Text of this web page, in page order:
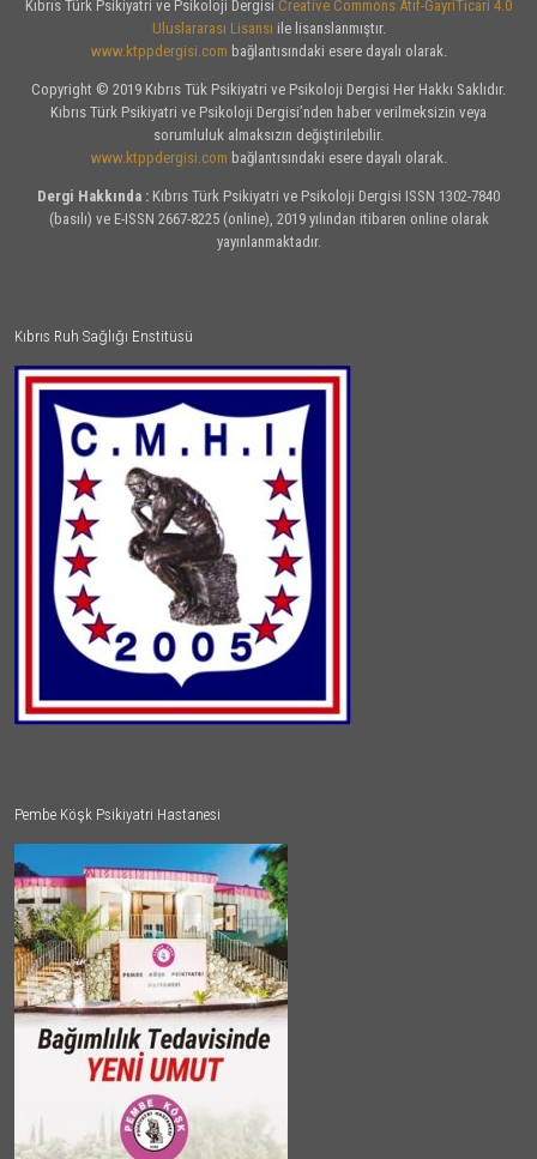
Kıbrıs Türk Psikiyatri ve Psikoloji Dergisi Creative Commons Atıf-GayriTicari 4.0
Uluslararası Lisansı ile lisanslanmıştır.
www.ktppdergisi.com bağlantısındaki esere dayalı olarak.
Copyright © 2019 Kıbrıs Tük Psikiyatri ve Psikoloji Dergisi Her Hakkı Saklıdır.
Kıbrıs Türk Psikiyatri ve Psikoloji Dergisi’nden haber verilmeksizin veya
sorumluluk almaksızın değiştirilebilir.
www.ktppdergisi.com bağlantısındaki esere dayalı olarak.
Dergi Hakkında : Kıbrıs Türk Psikiyatri ve Psikoloji Dergisi ISSN 1302-7840
(basılı) ve E-ISSN 2667-8225 (online), 2019 yılından itibaren online olarak
yayınlanmaktadır.
Kıbrıs Ruh Sağlığı Enstitüsü
Pembe Köşk Psikiyatri Hastanesi